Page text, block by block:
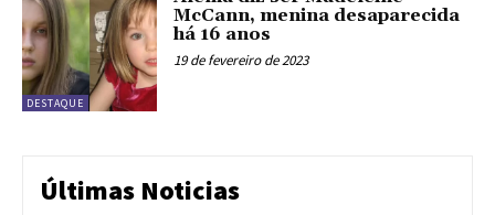
DESTAQUE
McCann, menina desaparecida
há 16 anos
19 de fevereiro de 2023
Últimas Noticias